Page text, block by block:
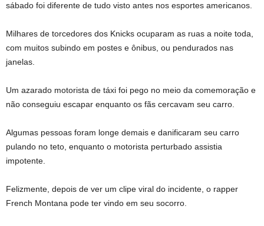
sábado foi diferente de tudo visto antes nos esportes americanos.
Milhares de torcedores dos Knicks ocuparam as ruas a noite toda,
com muitos subindo em postes e ônibus, ou pendurados nas
janelas.
Um azarado motorista de táxi foi pego no meio da comemoração e
não conseguiu escapar enquanto os fãs cercavam seu carro.
Algumas pessoas foram longe demais e danificaram seu carro
pulando no teto, enquanto o motorista perturbado assistia
impotente.
Felizmente, depois de ver um clipe viral do incidente, o rapper
French Montana pode ter vindo em seu socorro.